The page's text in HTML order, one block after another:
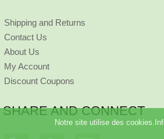
Shipping and Returns
Contact Us
About Us
My Account
Discount Coupons
SHARE AND CONNECT
Notre site utilise des